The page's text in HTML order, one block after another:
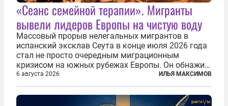
«Сеанс семейной терапии». Мигранты
вывели лидеров Европы на чистую воду
Массовый прорыв нелегальных мигрантов в
испанский эксклав Сеута в конце июля 2026 года
стал не просто очередным миграционным
кризисом на южных рубежах Европы. Он обнажил
фундаментальный раскол внутри Евросоюза,
продемонстрировав, что десятилетиями
выстраивавшаяся миграционная политика ЕС
6 августа 2026 ИЛЬЯ МАКСИМОВ